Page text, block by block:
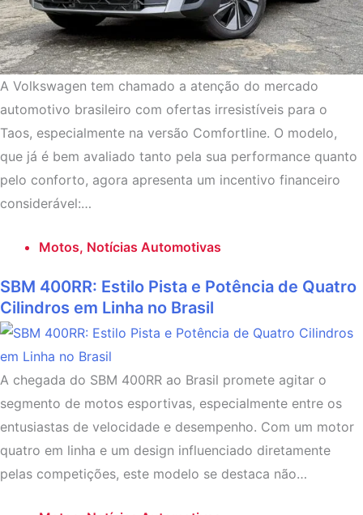
A Volkswagen tem chamado a atenção do mercado
automotivo brasileiro com ofertas irresistíveis para o
Taos, especialmente na versão Comfortline. O modelo,
que já é bem avaliado tanto pela sua performance quanto
pelo conforto, agora apresenta um incentivo financeiro
considerável:…
Motos, Notícias Automotivas
SBM 400RR: Estilo Pista e Potência de Quatro
Cilindros em Linha no Brasil
A chegada do SBM 400RR ao Brasil promete agitar o
segmento de motos esportivas, especialmente entre os
entusiastas de velocidade e desempenho. Com um motor
quatro em linha e um design influenciado diretamente
pelas competições, este modelo se destaca não…